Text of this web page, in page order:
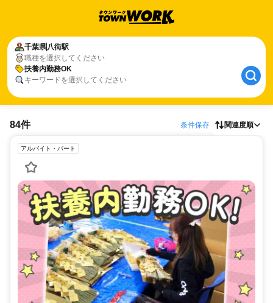
千葉県八街駅
職種を選択してください
扶養内勤務OK
キーワードを選択してください
84件 条件保存 関連度順
アルバイト・パート